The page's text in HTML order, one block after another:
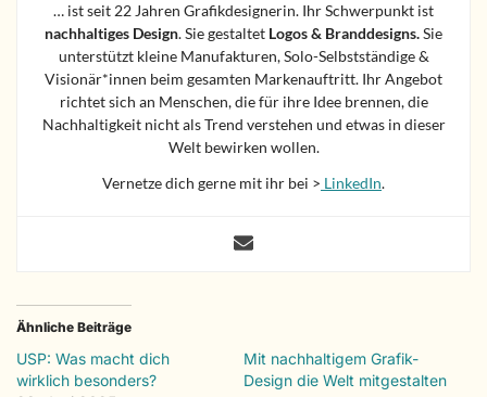
… ist seit 22 Jahren Grafikdesignerin. Ihr Schwerpunkt ist
nachhaltiges Design. Sie gestaltet Logos & Branddesigns.Sie
unterstützt kleine Manufakturen, Solo-Selbstständige &
Visionär*innen beim gesamten Markenauftritt. Ihr Angebot
richtet sich an Menschen, die für ihre Idee brennen, die
Nachhaltigkeit nicht als Trend verstehen und etwas in dieser
Welt bewirken wollen.
Vernetze dich gerne mit ihr bei > LinkedIn.
Ähnliche Beiträge
USP: Was macht dich
wirklich besonders?
Mit nachhaltigem Grafik-
Design die Welt mitgestalten